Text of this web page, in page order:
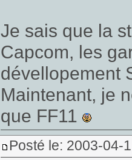
Je sais que la
Capcom, les
dévellopement
Maintenant, je
que FF11
Posté le: 2003-04-